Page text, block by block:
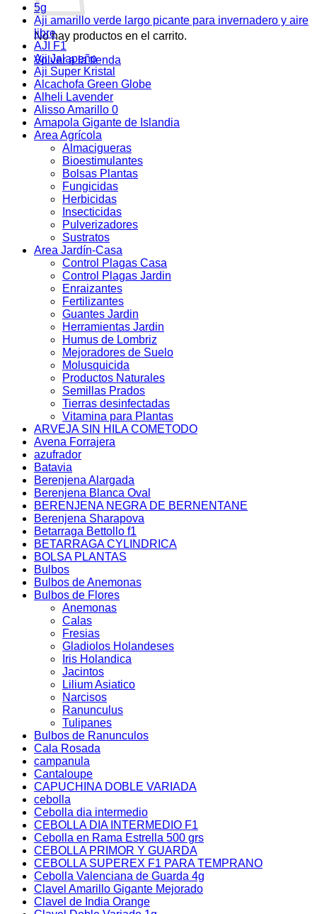
No hay productos en el carrito.
Volver a la tienda
5g
Aji amarillo verde largo picante para invernadero y aire
libre
AJI F1
Aji Jalapeño
Aji Super Kristal
Alcachofa Green Globe
Alheli Lavender
Alisso Amarillo 0
Amapola Gigante de Islandia
Area Agrícola
Almacigueras
Bioestimulantes
Bolsas Plantas
Fungicidas
Herbicidas
Insecticidas
Pulverizadores
Sustratos
Area Jardín-Casa
Control Plagas Casa
Control Plagas Jardin
Enraizantes
Fertilizantes
Guantes Jardin
Herramientas Jardin
Humus de Lombriz
Mejoradores de Suelo
Molusquicida
Productos Naturales
Semillas Prados
Tierras desinfectadas
Vitamina para Plantas
ARVEJA SIN HILA COMETODO
Avena Forrajera
azufrador
Batavia
Berenjena Alargada
Berenjena Blanca Oval
BERENJENA NEGRA DE BERNENTANE
Berenjena Sharapova
Betarraga Bettollo f1
BETARRAGA CYLINDRICA
BOLSA PLANTAS
Bulbos
Bulbos de Anemonas
Bulbos de Flores
Anemonas
Calas
Fresias
Gladiolos Holandeses
Iris Holandica
Jacintos
Lilium Asiatico
Narcisos
Ranunculus
Tulipanes
Bulbos de Ranunculos
Cala Rosada
campanula
Cantaloupe
CAPUCHINA DOBLE VARIADA
cebolla
Cebolla dia intermedio
CEBOLLA DIA INTERMEDIO F1
Cebolla en Rama Estrella 500 grs
CEBOLLA PRIMOR Y GUARDA
CEBOLLA SUPEREX F1 PARA TEMPRANO
Cebolla Valenciana de Guarda 4g
Clavel Amarillo Gigante Mejorado
Clavel de India Orange